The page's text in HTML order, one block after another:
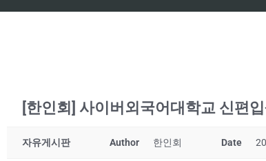
[한인회] 사이버외국어대학교 신편
자유게시판 Author 한인회 Date